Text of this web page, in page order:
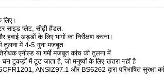
लिए।
साइड प्लेट, सीढ़ी हैंडल.
हवाई अड्डों के लिए भागों का निरीक्षण करना।
तुलना में 4-5 गुना मजबूत
एनील्ड या गर्मी मजबूत कांच की तुलना में
घन टुकड़ों में टूट जाता है, जो मनुष्यों के लिए खतरा नहीं है
ANSIZ97.1 और BS6262 द्वारा परिभाषित